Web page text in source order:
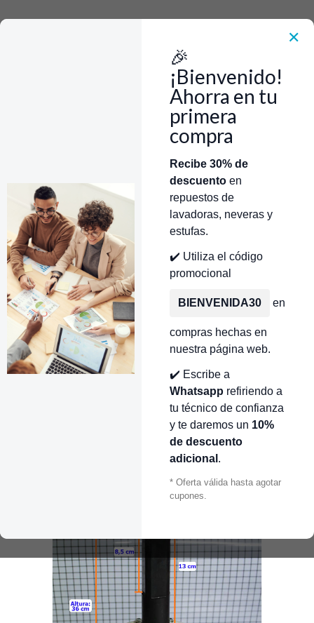
✕
🎉
¡Bienvenido!
Ahorra en tu
primera
compra
Recibe 30% de
descuentoen
repuestos de
lavadoras, neveras y
estufas.
✔️ Utiliza el código
promocional
BIENVENIDA30 en
compras hechas en
nuestra página web.
✔️ Escribe a
Whatsapp refiriendo a
tu técnico de confianza
y te daremos un 10%
de descuento
adicional .
* Oferta válida hasta agotar
cupones.
TiendaTécnicos Autorizados
Donde encontrar modelo? Servicios de Reparación
Repuestos Lavadoras Mabe
Transmision Lavadora Mabe
Transmisión Aqua Saver Sin Lata Lavadora Mabe 189D5234G003
CR440261